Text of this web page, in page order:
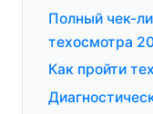
Полный чек-
техосмотра
Как пройти